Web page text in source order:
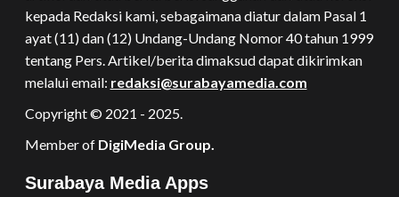
kepada Redaksi kami, sebagaimana diatur dalam Pasal 1
ayat (11) dan (12) Undang-Undang Nomor 40 tahun 1999
tentang Pers. Artikel/berita dimaksud dapat dikirimkan
melalui email: redaksi@surabayamedia.com
Copyright © 2021 - 2025.
Member of DigiMedia Group.
Surabaya Media Apps